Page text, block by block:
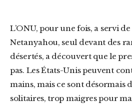
L’ONU, pour une fois, a servi de miroir sans fard.
Netanyahou, seul devant des
désertés, a découvert que le
pas. Les États-Unis peuvent
mains, mais ce sont désormais
solitaires, trop maigres pour